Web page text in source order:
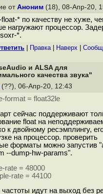
от Аноним (18), 08-Апр-20,
* по качеству не хуже,
нагружают процессор.
*.
Правка| Наверх
и ALSA для
качества звука"
(??), 06-Апр-20, 12:43
format = float32le
сейчас поддерживают
float на
к двойному ресэмплингу,
на процессор. проверить
форматы можно запустив
--dump-hw-params".
rate = 48000
rate = 44100
частоты идут на выход без